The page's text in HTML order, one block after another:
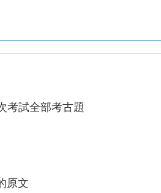
考試全部考古題
原文